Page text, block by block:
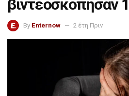
βιντεοσκόπησαν
By Enternow 2 έτη Πριν